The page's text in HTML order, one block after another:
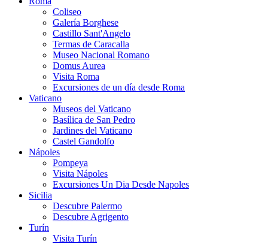
Coliseo
Galería Borghese
Castillo Sant'Angelo
Termas de Caracalla
Museo Nacional Romano
Domus Aurea
Visita Roma
Excursiones de un día desde Roma
Vaticano
Museos del Vaticano
Basílica de San Pedro
Jardines del Vaticano
Castel Gandolfo
Nápoles
Pompeya
Visita Nápoles
Excursiones Un Dia Desde Napoles
Sicilia
Descubre Palermo
Descubre Agrigento
Turín
Visita Turín